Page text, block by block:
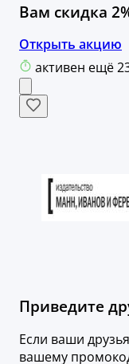
Вам скидка
Открыть акцию
активен ещё
Приведите
Если ваши
вашему